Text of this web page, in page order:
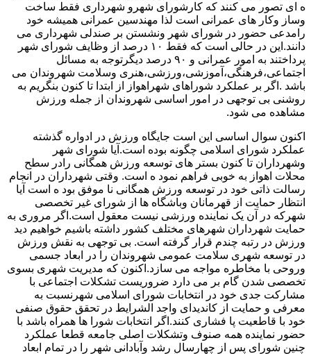
ه ای تصور می کنند که کارشورای شهرو شهرداری فقط ساخت
وساز وکار های عمرانی است لذا مهندسین عمرانی همیشه خود
رامدعی حضور در شورای شهر ونشستن بر صندلی شهرداری می
دانند.این در حالی است که فقط ۱۰ درصد از وظایف شورای شهر
پرداختند به امور عمرانی و ۹۰ درصد دیگرتوجه به مسائل
اجتماعی،فرهنگی،آموزشی،ورزشی،هنری وسلامت شهروندان می
باشد .اگر بر عملکرد شوراهای شهراهواز از ابتدا تا کنون بنگریم به
روشنی بی توجهی در امور اساسی شهروندان از جمله ورزش
مشاهده می شود.
اکنون سوال اساسی این است جایگاه ورزش در ادواره گذشته
عملکرد شورای اسلامی چگونه بوده است.آیا شورای شهر
وشهرداران تا کنون بستر های توسعه ورزش همگانی رادر سطح
محلات اهواز به خوبی فراهم نمود ه است. وقتی شهرداران در انجام
رسالت ذاتی خود در توسعه ورزش همگانی نا موفق بود ه است آیا
انتظار حمایت از قهرمانان وباشگاه ها از شورای غیر تخصصی
شهرکه در آن یک نماینده ورزشی نیست معقول است.اگر مروری به
حمایت شهرداران شهرهای مختلف کشور داشته باشیم خواهیم دید
ورزش در رتبه چندم قرار گرفته است. بی توجهی به نقش ورزش
در توسعه شهری سلامت عمومی شهروندان را در ابعاد جسمی
وروحی با مخاطره مواجه می سازد.اکنون که مدیریت شهری بسوی
تخصصی شدن گام بر می دارد ضروریست تشکلات اجتماعی با
مشارکت جدی خود در انتخابات شورای اسلامی شهرنسبت به
معرفی و حمایت از کاندیدای واجد الشرایط در تحقق حقوق صنفی
خود با قاطعیت پا فشاری کنند.اگر انتخابات شورا ها همراه باشد با
حضور نماینده همه صنوف وتشکلات اصلی جامعه قطعا عملکرد
چنین شورای پس از چهارسال رشد وآبادانی شهر را در تمام ابعاد